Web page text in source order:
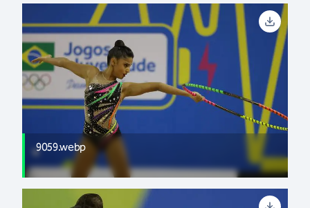
9059.webp